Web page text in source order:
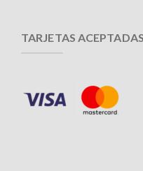
TARJETAS ACEPTADAS